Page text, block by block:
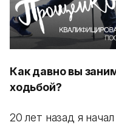
Как давно вы
ходьбой?
20 лет назад я